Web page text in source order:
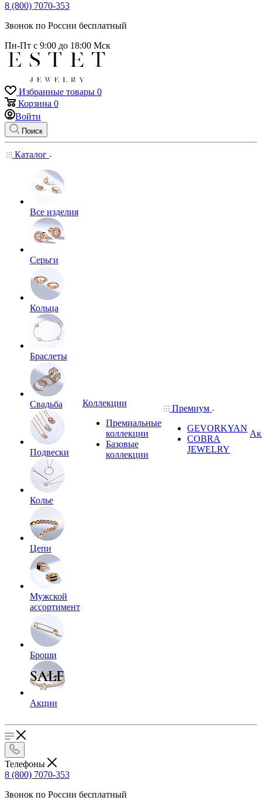
8 (800) 7070-353
Звонок по России бесплатный
Пн-Пт с 9:00 до 18:00 Мск
Избранные товары 0
Корзина 0
Войти
Поиск
Каталог
Все изделия
Серьги
Кольца
Браслеты
Свадьба
Подвески
Колье
Цепи
Мужской
ассортимент
Броши
Акции
Коллекции
Премиальные
коллекции
Базовые
коллекции
Премиум
GEVORKYAN
COBRA
JEWELRY
Телефоны
8 (800) 7070-353
Звонок по России бесплатный